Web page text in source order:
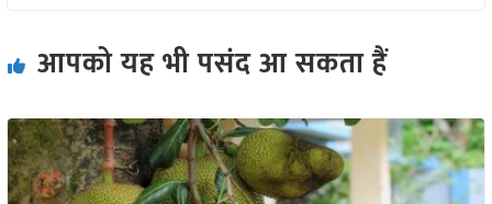
आपको यह भी पसंद आ सकता हैं